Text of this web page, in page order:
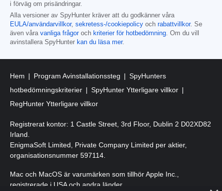
i förväg om prisändringar.
Alla versioner av SpyHunter kräver att du godkänner våra
EULA/användarvillkor, sekretess-/cookiepolicy och rabattvillkor. Se
även våra vanliga frågoroch kriterier för hotbedömning. Om du vill
avinstallera SpyHunter kan du läsa mer.
Hem Program Avinstallationssteg
SpyHunters
hotbedömningskriterier
SpyHunter Ytterligare villkor
RegHunter Ytterligare villkor
Registrerat kontor: 1 Castle Street, 3rd Floor, Dublin 2 D02XD82
Irland.
EnigmaSoft Limited, Private Company Limited per aktier,
organisationsnummer 597114.
Mac och MacOS är varumärken som tillhör Apple Inc.,
registrerade i USA och andra länder.